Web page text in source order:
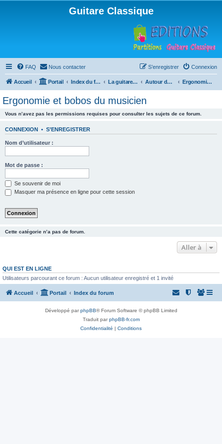
Guitare Classique
FAQ Nous contacter Connexion
S’enregistrer
Accueil Portail Index du forum La guitare : instrument, cours et théorie Autour de la guitare Ergonomie et bobos du musicien
Ergonomie et bobos du musicien
Vous n’avez pas les permissions requises pour consulter les sujets de ce forum.
CONNEXION • S’ENREGISTRER
Nom d’utilisateur :
Mot de passe :
Se souvenir de moi
Masquer ma présence en ligne pour cette session
Cette catégorie n’a pas de forum.
Aller à
QUI EST EN LIGNE
Utilisateurs parcourant ce forum : Aucun utilisateur enregistré et 1 invité
Accueil Portail Index du forum
Développé parphpBB® Forum Software © phpBB Limited
Traduit parphpBB-fr.com
Confidentialité | Conditions